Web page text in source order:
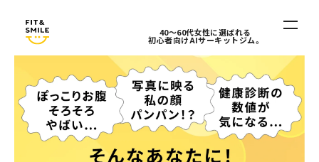
40〜60代女性に選ばれる
初心者向けAIサーキットジム。
ホーム
HOME
料金・入会案内